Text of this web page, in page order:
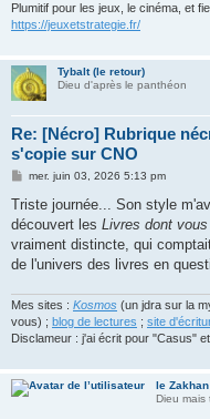
Plumitif pour les jeux, le cinéma, et
https://jeuxetstrategie.fr/
Tybalt (le retour)
Dieu d'après le panthéon
Re: [Nécro] Rubrique
s'copie sur CNO
M
s
a
g
mer. juin 03, 2026 5:13 pm
Triste journée... Son style
découvert les Livres dont
vraiment distincte, qui
de l'univers des livres en
Mes sites : Kosmos (un jdra sur la
vous) ; blog de lectures ; site
Disclameur : j'ai écrit pour "Casus"
le
Dieu mais